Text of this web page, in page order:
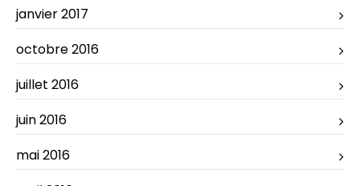
janvier 2017
octobre 2016
juillet 2016
juin 2016
mai 2016